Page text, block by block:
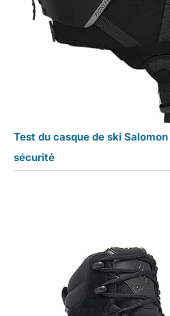
Test du casque de ski
sécurité